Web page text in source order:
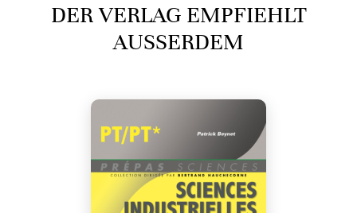
DER VERLAG EMPFIEHLT
AUSSERDEM